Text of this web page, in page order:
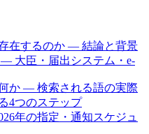
在するのか — 結論と背景
大臣・届出システム・e-
か — 検索される語の実際
4つのステップ
年の指定・通知スケジュ